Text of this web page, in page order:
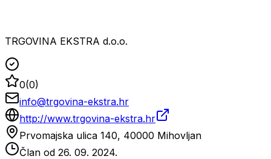
TRGOVINA EKSTRA d.o.o.
0(0)
info@trgovina-ekstra.hr
http://www.trgovina-ekstra.hr
Prvomajska ulica 140, 40000 Mihovljan
Član od 26. 09. 2024.